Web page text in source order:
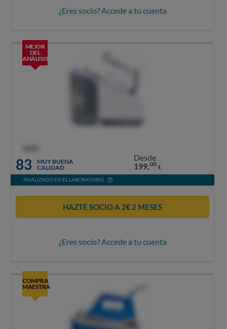
¿Eres socio? Accede a tu cuenta
MEJOR
DEL
ANÁLISIS
83
MUY BUENA
CALIDAD
Desde
199,00 €
ANALIZADO EN EL LABORATORIO
HAZTE SOCIO A 2€ 2 MESES
¿Eres socio? Accede a tu cuenta
COMPRA
MAESTRA